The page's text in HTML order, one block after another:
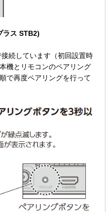
ラス STB2)
続しています（初回設置時
機とリモコンのペアリング
で再度ペアリングを行って